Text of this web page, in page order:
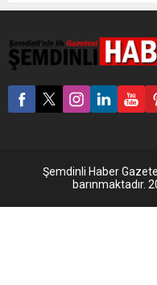
Şemdinli Haber
barınmaktadır.